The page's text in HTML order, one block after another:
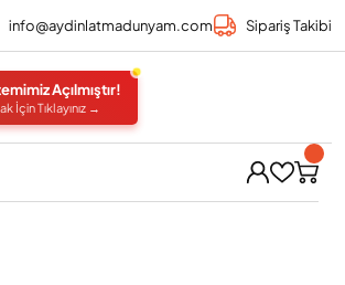
info@aydinlatmadunyam.com Sipariş Takibi
Açılmıştır!
İçin Tıklayınız →